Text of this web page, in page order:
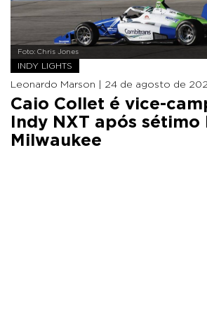
Foto: Chris Jones
INDY LIGHTS
Leonardo Marson | 24 de agosto de
Caio Collet é vice-
Indy NXT após sétimo
Milwaukee